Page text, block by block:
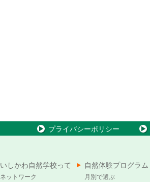
プライバシーポリシー
いしかわ自然学校って
ネットワーク
自然体験プログラム
月別で選ぶ